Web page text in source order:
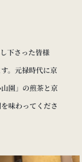
下さった皆様
。元禄時代に京
園」の煎茶と京
味わってくださ